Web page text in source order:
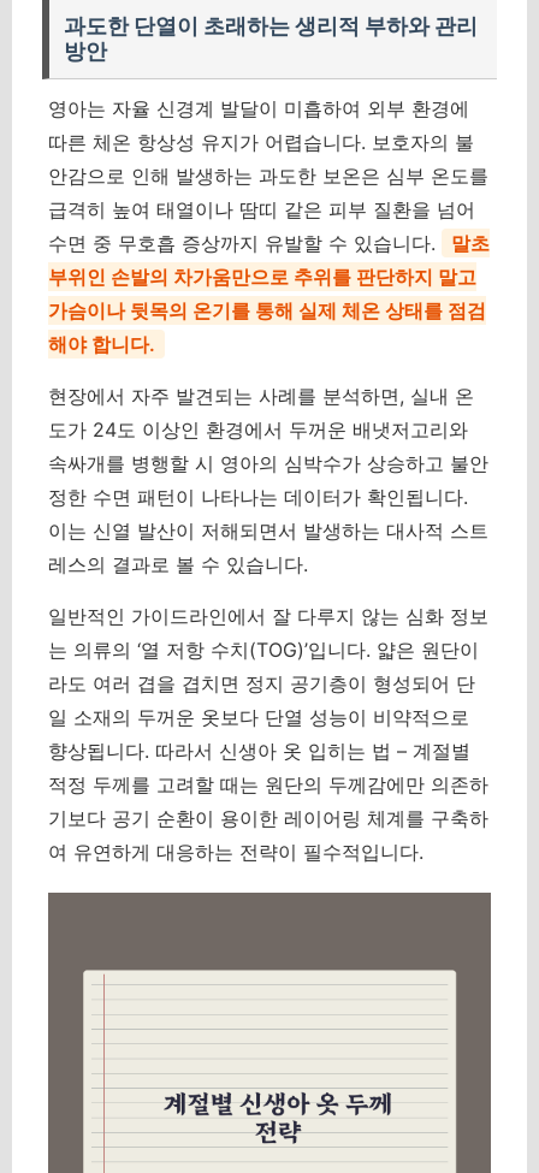
과도한 단열이 초래하는 생리적 부하와 관리
방안
영아는 자율 신경계 발달이 미흡하여 외부 환경에
따른 체온 항상성 유지가 어렵습니다. 보호자의 불
안감으로 인해 발생하는 과도한 보온은 심부 온도를
급격히 높여 태열이나 땀띠 같은 피부 질환을 넘어
수면 중 무호흡 증상까지 유발할 수 있습니다.
말초
부위인 손발의 차가움만으로 추위를 판단하지 말고
가슴이나 뒷목의 온기를 통해 실제 체온 상태를 점검
해야 합니다.
현장에서 자주 발견되는 사례를 분석하면, 실내 온
도가 24도 이상인 환경에서 두꺼운 배냇저고리와
속싸개를 병행할 시 영아의 심박수가 상승하고 불안
정한 수면 패턴이 나타나는 데이터가 확인됩니다.
이는 신열 발산이 저해되면서 발생하는 대사적 스트
레스의 결과로 볼 수 있습니다.
일반적인 가이드라인에서 잘 다루지 않는 심화 정보
는 의류의 ‘열 저항 수치(TOG)’입니다. 얇은 원단이
라도 여러 겹을 겹치면 정지 공기층이 형성되어 단
일 소재의 두꺼운 옷보다 단열 성능이 비약적으로
향상됩니다. 따라서 신생아 옷 입히는 법 – 계절별
적정 두께를 고려할 때는 원단의 두께감에만 의존하
기보다 공기 순환이 용이한 레이어링 체계를 구축하
여 유연하게 대응하는 전략이 필수적입니다.